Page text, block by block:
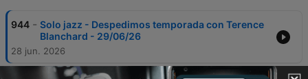
944 - Solo jazz - Despedimos temporada con Terence
Blanchard - 29/06/26
28 jun. 2026